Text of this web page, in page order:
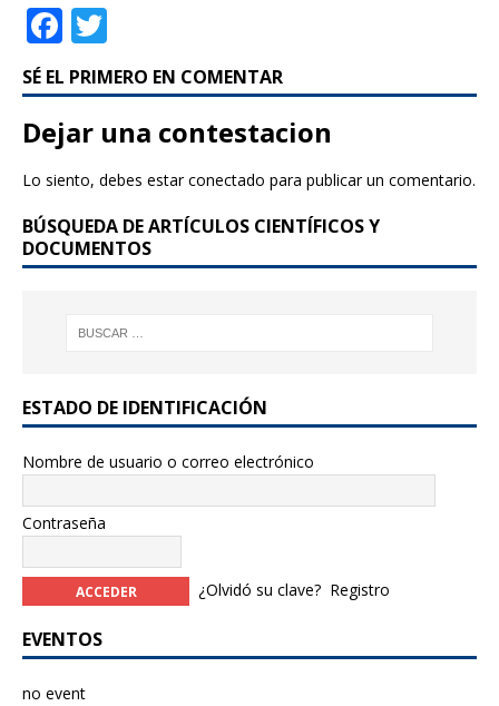
F
a
c
e
b
o
k
w
it
te
r
SÉ EL PRIMERO EN COMENTAR
Dejar una contestacion
Lo siento, debes estarconectado para publicar un comentario.
BÚSQUEDA DE ARTÍCULOS CIENTÍFICOS Y
DOCUMENTOS
ESTADO DE IDENTIFICACIÓN
Nombre de usuario o correo electrónico
Contraseña
¿Olvidó su clave? Registro
EVENTOS
no event